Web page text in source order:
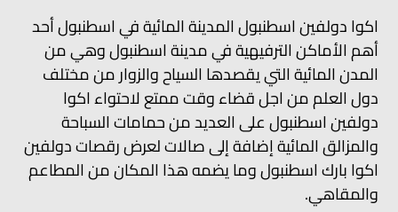
اكوا دولفين اسطنبول المدينة المائية في اسطنبول أحد
أهم الأماكن الترفيهية في مدينة اسطنبول وهي من
المدن المائية التي يقصدها السياح والزوار من مختلف
دول العلم من اجل قضاء وقت ممتع لاحتواء اكوا
دولفين اسطنبول على العديد من حمامات السباحة
والمزالق المائية إضافة إلى صالات لعرض رقصات دولفين
اكوا بارك اسطنبول وما يضمه هذا المكان من المطاعم
والمقاهي.